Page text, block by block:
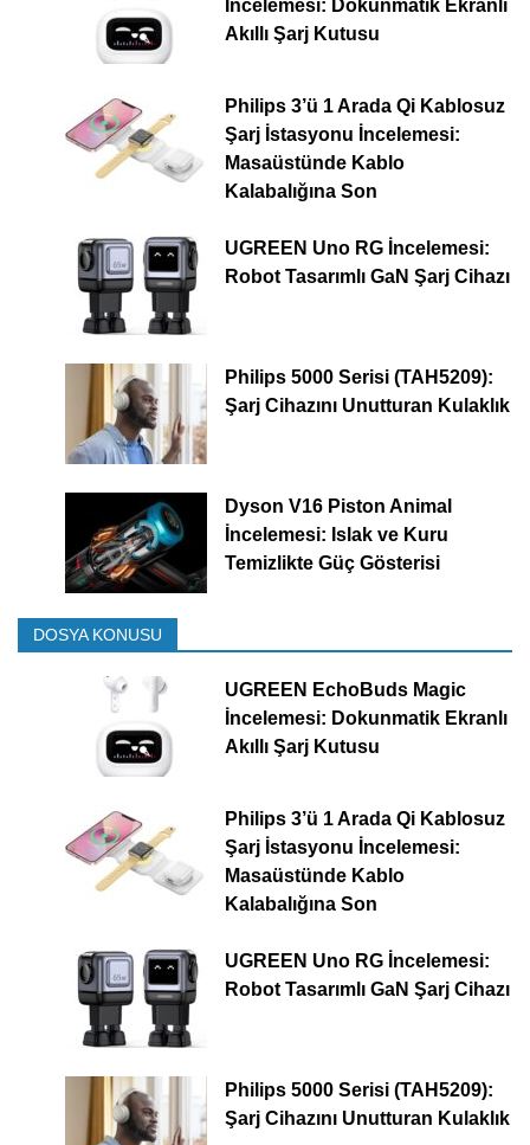
İncelemesi: Dokunmatik Ekranlı
Akıllı Şarj Kutusu
Philips 3’ü 1 Arada Qi Kablosuz
Şarj İstasyonu İncelemesi:
Masaüstünde Kablo
Kalabalığına Son
UGREEN Uno RG İncelemesi:
Robot Tasarımlı GaN Şarj Cihazı
Philips 5000 Serisi (TAH5209):
Şarj Cihazını Unutturan Kulaklık
Dyson V16 Piston Animal
İncelemesi: Islak ve Kuru
Temizlikte Güç Gösterisi
DOSYA KONUSU
UGREEN EchoBuds Magic
İncelemesi: Dokunmatik Ekranlı
Akıllı Şarj Kutusu
Philips 3’ü 1 Arada Qi Kablosuz
Şarj İstasyonu İncelemesi:
Masaüstünde Kablo
Kalabalığına Son
UGREEN Uno RG İncelemesi:
Robot Tasarımlı GaN Şarj Cihazı
Philips 5000 Serisi (TAH5209):
Şarj Cihazını Unutturan Kulaklık